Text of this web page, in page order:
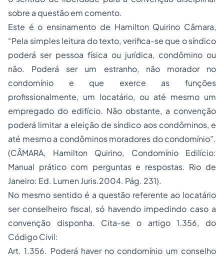
sobre a questão em comento.
Este é o ensinamento de Hamilton Quirino Câmara,
“Pela simples leitura do texto, verifica-se que o síndico
poderá ser pessoa física ou jurídica, condômino ou
não. Poderá ser um estranho, não morador no
condomínio e que exerce as funções
profissionalmente, um locatário, ou até mesmo um
empregado do edifício. Não obstante, a convenção
poderá limitar a eleição de síndico aos condôminos, e
até mesmo a condôminos moradores do condomínio”.
(CÂMARA, Hamilton Quirino, Condomínio Edilício:
Manual prático com perguntas e respostas. Rio de
Janeiro: Ed. Lumen Juris.2004. Pág. 231).
No mesmo sentido é a questão referente ao locatário
ser conselheiro fiscal, só havendo impedindo caso a
convenção disponha. Cita-se o artigo 1.356, do
Código Civil:
Art. 1.356. Poderá haver no condomínio um conselho